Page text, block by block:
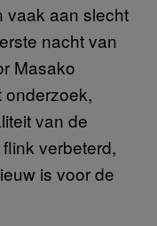
vaak aan slecht
nacht van
Masako
onderzoek,
van de
verbeterd,
is voor de